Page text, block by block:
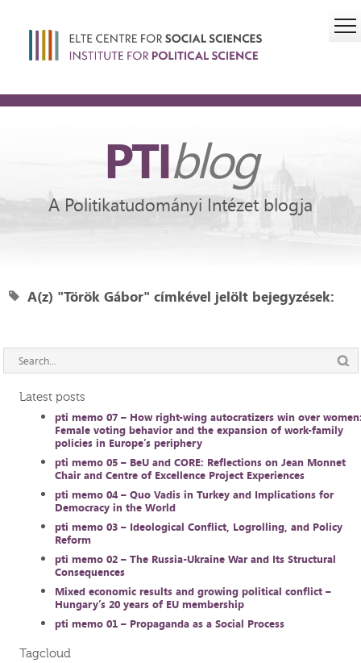
PTIblog
A Politikatudományi Intézet blogja
A(z) "Török Gábor" címkével jelölt bejegyzések:
Latest posts
pti memo 07 – How right-wing autocratizers win over
Female voting behavior and the expansion of work-family
policies in Europe’s periphery
pti memo 05 – BeU and CORE: Reflections on Jean Monnet
Chair and Centre of Excellence Project Experiences
pti memo 04 – Quo Vadis in Turkey and Implications for
Democracy in the World
pti memo 03 – Ideological Conflict, Logrolling, and Policy
Reform
pti memo 02 – The Russia-Ukraine War and Its Structural
Consequences
Mixed economic results and growing political conflict –
Hungary’s 20 years of EU membership
pti memo 01 – Propaganda as a Social Process
Tagcloud